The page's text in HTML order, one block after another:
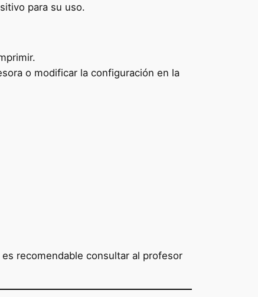
para su uso.
o modificar la configuración en la
recomendable consultar al profesor